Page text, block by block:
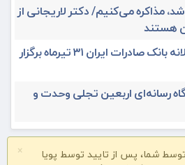
مذاکره می‌کنیم/ دکتر لاریجانی از
هستند
مجمع عمومی عادی سالانه بانک صادرات ایران ۳۱ تیرماه برگزار
رسانه‌ای اربعین تجلی وحدت و
×
شما، پس از تایید توسط پویا